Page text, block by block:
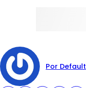
Por Default